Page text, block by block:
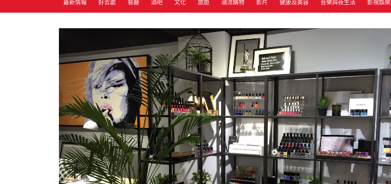
最新情報 好去處 餐廳 酒吧 文化 旅遊 潮流購物 影片 健康及美容 音樂與夜生活 影視娛樂